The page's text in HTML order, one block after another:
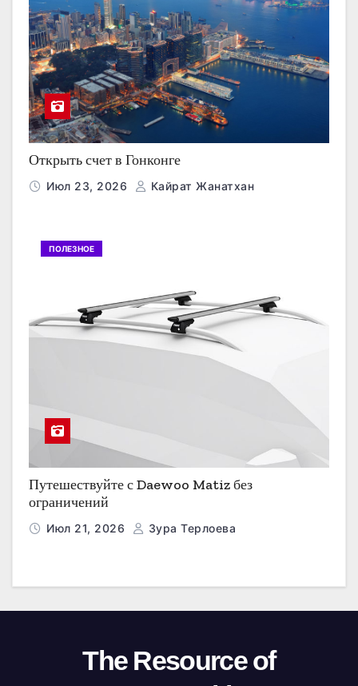
Открыть счет в Гонконге
Июл 23, 2026 Кайрат Жанатхан
ПОЛЕЗНОЕ
Путешествуйте с Daewoo Matiz без
ограничений
Июл 21, 2026 Зура Терлоева
The Resource of